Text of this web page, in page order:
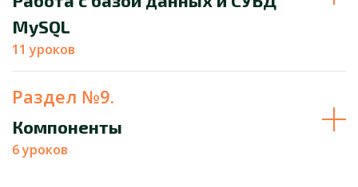
MySQL
11 уроков
Раздел №9.
Компоненты
6 уроков